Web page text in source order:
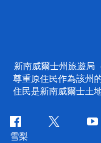
新南威爾士州旅遊局
尊重原住民作為該州
住民是新南威爾士土
Facebook嘰
雪梨